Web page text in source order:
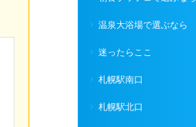
温泉大浴場で選ぶなら
迷ったらここ
札幌駅南口
札幌駅北口